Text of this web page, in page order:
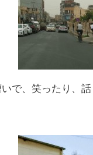
で、笑ったり、